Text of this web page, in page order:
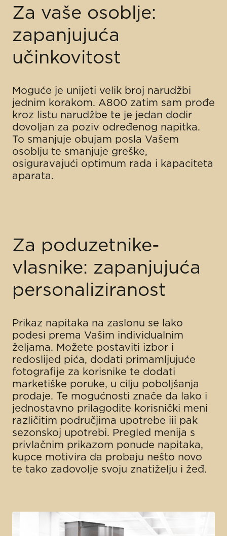
Za vaše osoblje:
zapanjujuća
učinkovitost
Moguće je unijeti velik broj narudžbi
jednim korakom. A800 zatim sam prođe
kroz listu narudžbe te je jedan dodir
dovoljan za poziv određenog napitka.
To smanjuje obujam posla Vašem
osoblju te smanjuje greške,
osiguravajući optimum rada i kapaciteta
aparata.
Za poduzetnike-
vlasnike: zapanjujuća
personaliziranost
Prikaz napitaka na zaslonu se lako
podesi prema Vašim individualnim
željama. Možete postaviti izbor i
redoslijed pića, dodati primamljujuće
fotografije za korisnike te dodati
marketiške poruke, u cilju poboljšanja
prodaje. Te mogućnosti znače da lako i
jednostavno prilagodite korisnički meni
različitim područjima upotrebe iii pak
sezonskoj upotrebi. Pregled menija s
privlačnim prikazom ponude napitaka,
kupce motivira da probaju nešto novo
te tako zadovolje svoju znatiželju i žeđ.